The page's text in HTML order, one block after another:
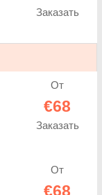
Заказать
От
€68
Заказать
От
€68